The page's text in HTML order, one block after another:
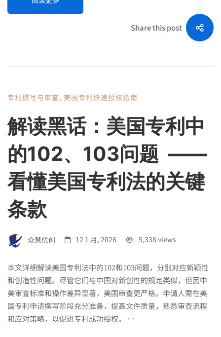
Share this post
专利撰写与审查, 美国专利快速授权指南
解读黑话：美国专利中
的102、103问题 ——
看懂美国专利法的关键
条款
众慧优创 12 1 月, 2026 5,338 views
本文详细解读美国专利法中的102和103问题，分别对应新颖性
和创造性问题。尽管它们与中国对新创性的规定类似，但因中
美审查标准和操作差异显著，美国审查更严格。申请人需在美
国专利申请撰写阶段充分准备，提高文件质量，熟悉审查流程
和应对策略，以促进专利成功授权。 …